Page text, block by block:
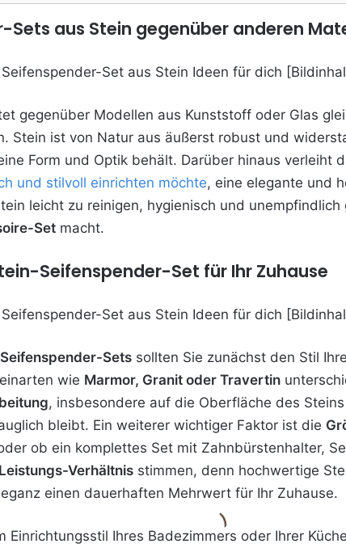
Sets aus Stein gegenüber anderen
gegenüber Modellen aus Kunststoff oder Glas
Stein ist von Natur aus äußerst robust und
Form und Optik behält. Darüber hinaus verleiht
und stilvoll einrichten möchte, eine elegante und
leicht zu reinigen, hygienisch und
Set macht.
Seifenspender-Set für Ihr Zuhause
Sets sollten Sie zunächst den Stil
wie Marmor, Granit oder Travertin
, insbesondere auf die Oberfläche des
bleibt. Ein weiterer wichtiger Faktor ist die
ob ein komplettes Set mit Zahnbürstenhalter,
Verhältnis stimmen, denn hochwertige
einen dauerhaften Mehrwert für Ihr Zuhause.
Einrichtungsstil Ihres Badezimmers oder Ihrer